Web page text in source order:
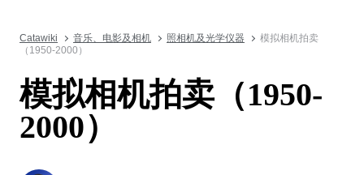
Catawiki 音乐、电影及相机 照相机及光学仪器
模拟相机拍卖
（1950-2000）
模拟相机拍卖（1950-
2000）